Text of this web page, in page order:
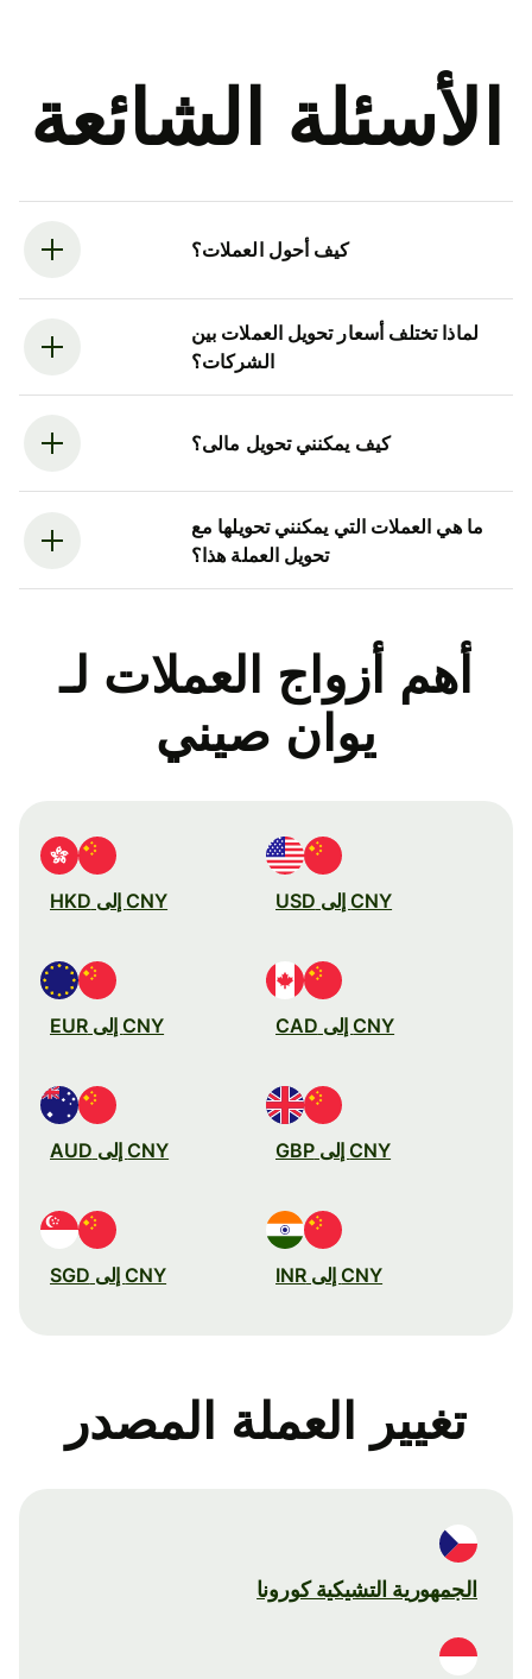
الأسئلة الشائعة
كيف أحول العملات؟
لماذا تختلف أسعار تحويل العملات بين
الشركات؟
كيف يمكنني تحويل مالى؟
ما هي العملات التي يمكنني تحويلها مع
تحويل العملة هذا؟
أهم أزواج العملات لـ
يوان صيني
CNY إلى USD CNY إلى HKD
CNY إلى CAD CNY إلى EUR
CNY إلى GBP CNY إلى AUD
CNY إلى INR CNY إلى SGD
تغيير العملة المصدر
الجمهورية التشيكية كورونا